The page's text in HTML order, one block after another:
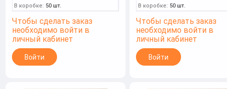
В коробке: 50 шт.
Чтобы сделать заказ
необходимо войти в
личный кабинет
Войти
В коробке: 50 шт.
Чтобы сделать заказ
необходимо войти в
личный кабинет
Войти